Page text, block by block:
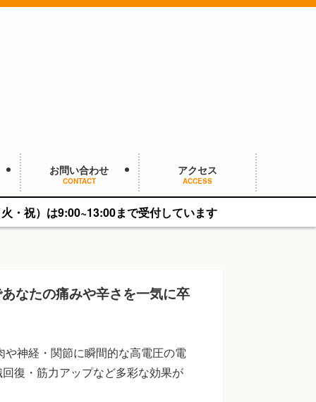
お問い合わせ
CONTACT
アクセス
ACCESS
で受付しています
なたの痛みや辛さを一気に卒
神経・関節に瞬間的な高電圧の電
復・筋力アップなど多彩な効果が